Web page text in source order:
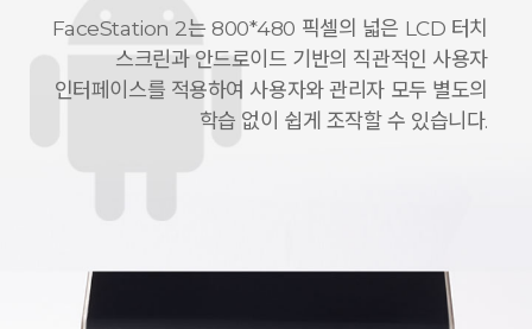
FaceStation 2는 800*480 픽셀의 넓은 LCD 터치
스크린과 안드로이드 기반의 직관적인 사용자
인터페이스를 적용하여 사용자와 관리자 모두 별도의
학습 없이 쉽게 조작할 수 있습니다.